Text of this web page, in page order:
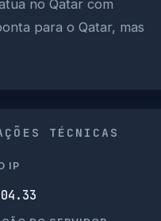
no Qatar com
para o Qatar, mas
TÉCNICAS
IP